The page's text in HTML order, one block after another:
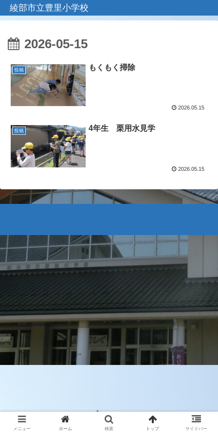
綾部市立豊里小学校
2026-05-15
投稿 もくもく掃除
2026.05.15
投稿 4年生 栗用水見学
2026.05.15
メニュー ホーム 検索 トップ サイドバー